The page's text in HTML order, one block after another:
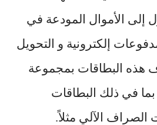
إلى الأموال المودعة في
إلكترونية و التحويل
هذه البطاقات بمجموعة
في ذلك البطاقات
الصراف الآلي مثلاً.